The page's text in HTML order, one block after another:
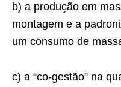
b) a produção em
montagem e a
um consumo de
c) a “co-gestão” na